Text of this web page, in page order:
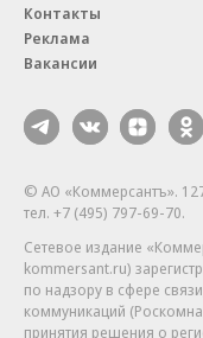
Контакты
Реклама
Вакансии
© АО «Коммерсантъ».
тел. +7 (495) 797-69-70.
Сетевое издание
kommersant.ru)
по надзору в сфере
коммуникаций
принятия решения о